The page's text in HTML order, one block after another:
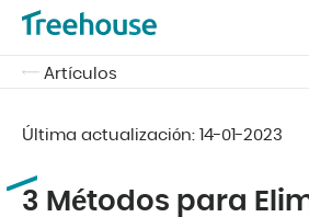
Artículos
Última actualización: 14-01-2023
3 Métodos para